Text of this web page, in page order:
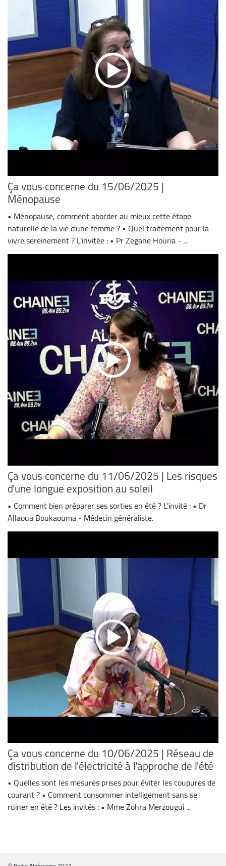
Ça vous concerne du 15/06/2025 |
Ménopause
• Ménopause, comment aborder au mieux cette étape
naturelle de la vie d'une femme ? • Quel traitement pour la
vivre sereinement ? L'invitée : • Pr Zegane Houria - ...
Ça vous concerne du 11/06/2025 | Les risques
d'une longue exposition au soleil
• Comment bien préparer ses sorties en été ? L'invité : • Dr
Allaoua Boukaouma - Médecin généraliste.
Ça vous concerne du 10/06/2025 | Réseau de
distribution de l'électricité à l'approche de l'été
• Quelles sont les mesures prises pour éviter les coupures de
courant ? • Comment consommer intelligement sans se
ruiner en été ? Les invités : • Mme Zohra Merzougui ...